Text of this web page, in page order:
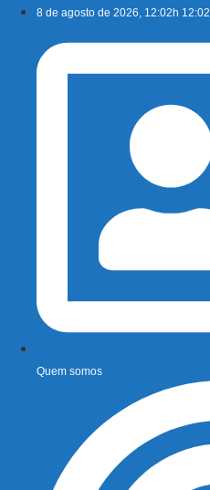
conteúdo
8 de agosto de 2026, 12:02h 12:02
Quem somos